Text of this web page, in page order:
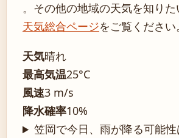
。その他の地域の天気を知りた
天気総合ページをご覧ください。
天気晴れ
最高気温25°C
風速3 m/s
降水確率10%
笠岡で今日、雨が降る可能